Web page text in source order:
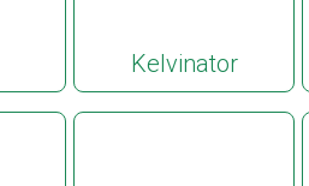
Kelvinator